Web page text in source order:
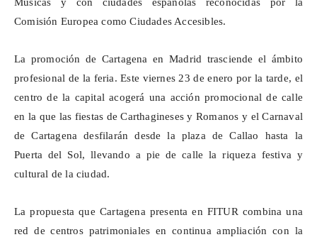
Comisión Europea como Ciudades Accesibles.
La promoción de Cartagena en Madrid trasciende el ámbito
profesional de la feria. Este viernes 23 de enero por la tarde, el
centro de la capital acogerá una acción promocional de calle
en la que las fiestas deCarthagineses y Romanos y el Carnaval
de Cartagena desfilarán desde la plaza de Callao hasta la
Puerta del Sol, llevando a pie de calle la riqueza festiva y
cultural de la ciudad.
La propuesta que Cartagena presenta en FITUR combina una
red de centros patrimoniales en continua ampliación con la